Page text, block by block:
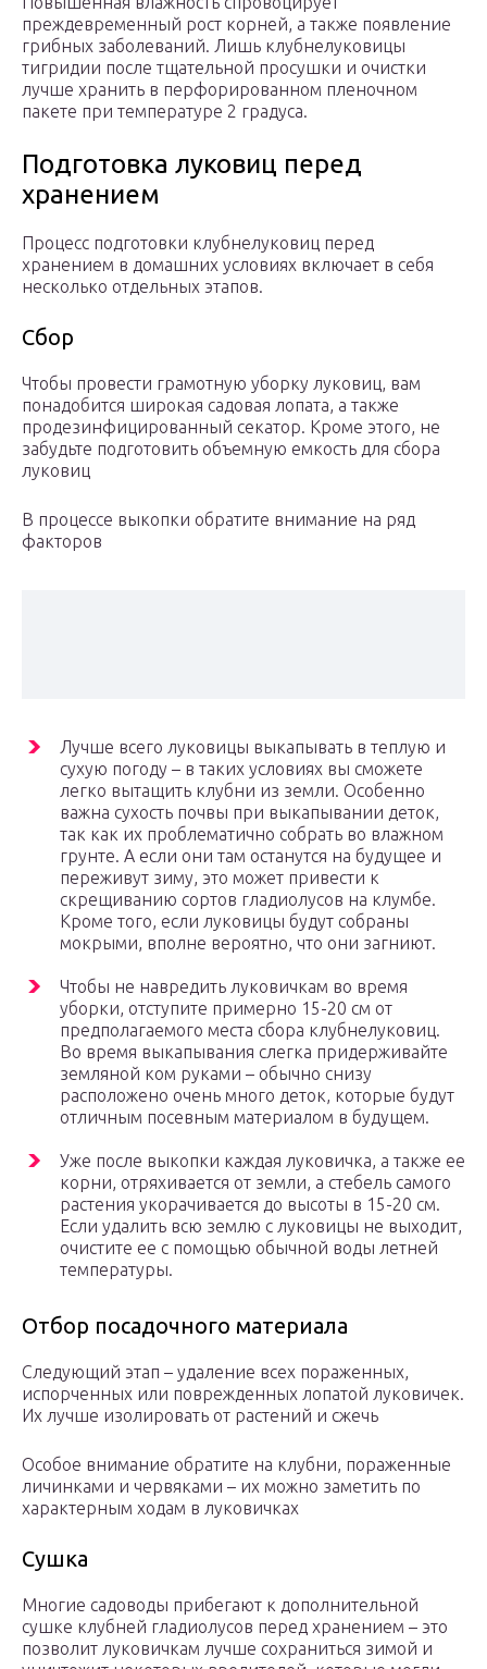
преждевременный рост корней, а также появление
грибных заболеваний. Лишь клубнелуковицы
тигридии после тщательной просушки и очистки
лучше хранить в перфорированном пленочном
пакете при температуре 2 градуса.
Подготовка луковиц перед
хранением
Процесс подготовки клубнелуковиц перед
хранением в домашних условиях включает в себя
несколько отдельных этапов.
Сбор
Чтобы провести грамотную уборку луковиц, вам
понадобится широкая садовая лопата, а также
продезинфицированный секатор. Кроме этого, не
забудьте подготовить объемную емкость для сбора
луковиц
В процессе выкопки обратите внимание на ряд
факторов
Лучше всего луковицы выкапывать в теплую и
сухую погоду – в таких условиях вы сможете
легко вытащить клубни из земли. Особенно
важна сухость почвы при выкапывании деток,
так как их проблематично собрать во влажном
грунте. А если они там останутся на будущее и
переживут зиму, это может привести к
скрещиванию сортов гладиолусов на клумбе.
Кроме того, если луковицы будут собраны
мокрыми, вполне вероятно, что они загниют.
Чтобы не навредить луковичкам во время
уборки, отступите примерно 15-20 см от
предполагаемого места сбора клубнелуковиц.
Во время выкапывания слегка придерживайте
земляной ком руками – обычно снизу
расположено очень много деток, которые будут
отличным посевным материалом в будущем.
Уже после выкопки каждая луковичка, а также ее
корни, отряхивается от земли, а стебель самого
растения укорачивается до высоты в 15-20 см.
Если удалить всю землю с луковицы не выходит,
очистите ее с помощью обычной воды летней
температуры.
Отбор посадочного материала
Следующий этап – удаление всех пораженных,
испорченных или поврежденных лопатой луковичек.
Их лучше изолировать от растений и сжечь
Особое внимание обратите на клубни, пораженные
личинками и червяками – их можно заметить по
характерным ходам в луковичках
Сушка
Многие садоводы прибегают к дополнительной
сушке клубней гладиолусов перед хранением – это
позволит луковичкам лучше сохраниться зимой и